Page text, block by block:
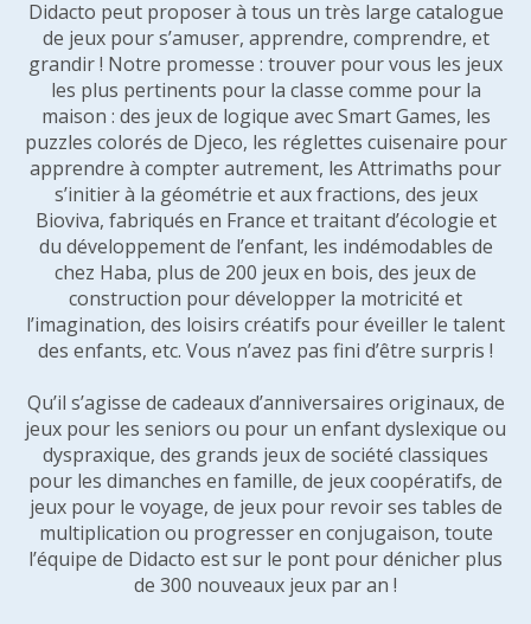
Didacto peut proposer à tous un très large catalogue
de jeux pour s’amuser, apprendre, comprendre, et
grandir ! Notre promesse : trouver pour vous les jeux
les plus pertinents pour la classe comme pour la
maison : des jeux de logique avec Smart Games, les
puzzles colorés de Djeco, les réglettes cuisenaire pour
apprendre à compter autrement, les Attrimaths pour
s’initier à la géométrie et aux fractions, des jeux
Bioviva, fabriqués en France et traitant d’écologie et
du développement de l’enfant, les indémodables de
chez Haba, plus de 200 jeux en bois, des jeux de
construction pour développer la motricité et
l’imagination, des loisirs créatifs pour éveiller le talent
des enfants, etc. Vous n’avez pas fini d’être surpris !
Qu’il s’agisse de cadeaux d’anniversaires originaux, de
jeux pour les seniors ou pour un enfant dyslexique ou
dyspraxique, des grands jeux de société classiques
pour les dimanches en famille, de jeux coopératifs, de
jeux pour le voyage, de jeux pour revoir ses tables de
multiplication ou progresser en conjugaison, toute
l’équipe de Didacto est sur le pont pour dénicher plus
de 300 nouveaux jeux par an !